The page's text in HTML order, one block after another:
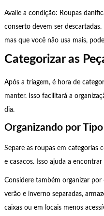
Avalie a condição: Roupas
conserto devem ser
mas que você não usa mais,
Categorizar as
Após a triagem, é hora de
manter. Isso facilitará a
dia.
Organizando por
Separe as roupas em categorias
e casacos. Isso ajuda a
Considere também organizar
verão e inverno separadas,
caixas ou em locais menos